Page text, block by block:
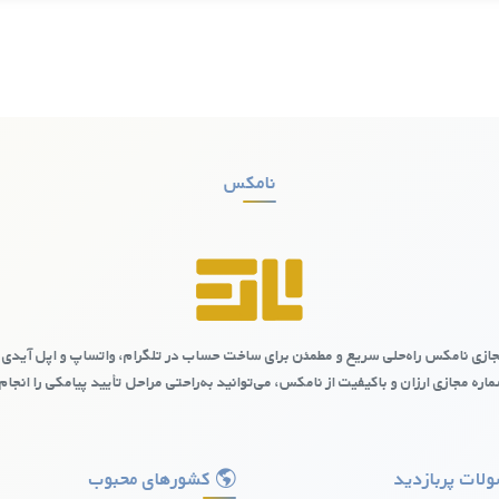
چالش‌ها و محدودیت‌ها
خرید شماره مجازی ارزان کشورماداگاسکار از یک منبع معتبر می‌تواند
نامکس
نامکس راه‌حلی سریع و مطمئن برای ساخت حساب در تلگرام، واتساپ و اپل
مجازی ارزان و باکیفیت از نامکس، می‌توانید به‌راحتی مراحل تأیید پیامکی را
پربازدید کشورهای محبوب